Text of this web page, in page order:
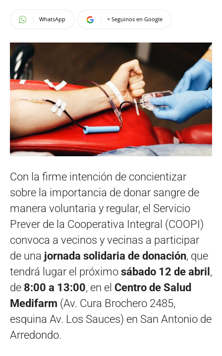
WhatsApp + Seguinos en Google
Con la firme intención de concientizar
sobre la importancia de donar sangre de
manera voluntaria y regular, el Servicio
Prever de la Cooperativa Integral (COOPI)
convoca a vecinos y vecinas a participar
de una jornada solidaria de donación, que
tendrá lugar el próximo sábado 12 de abril ,
de 8:00 a 13:00, en el Centro de Salud
Medifarm (Av. Cura Brochero 2485,
esquina Av. Los Sauces) en San Antonio de
Arredondo.